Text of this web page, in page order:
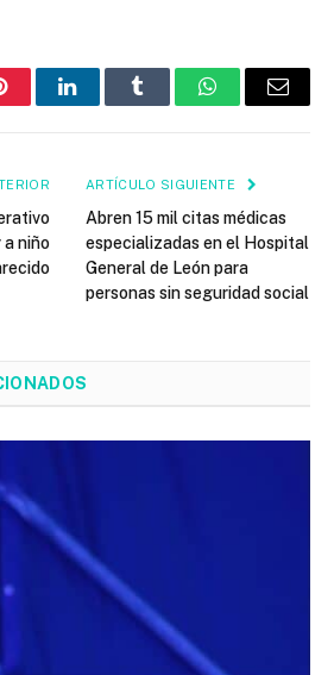
LinkedInTumblr WhatsAppEmail
niño
ARTÍCULO SIGUIENTE
Abren 15 mil citas médicas
especializadas en el Hospital
General de León para
personas sin seguridad social